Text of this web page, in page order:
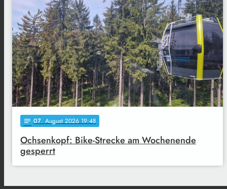
notes 07. August 2026 19:48
Ochsenkopf: Bike-Strecke am Wochenende
gesperrt